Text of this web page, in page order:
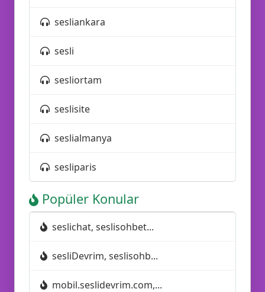
sesliankara
sesli
sesliortam
seslisite
seslialmanya
sesliparis
Popüler Konular
seslichat, seslisohbet...
sesliDevrim, seslisohb...
mobil.seslidevrim.com,...